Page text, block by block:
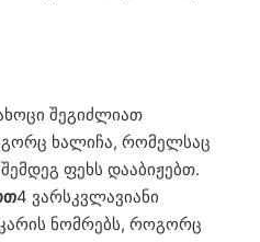
შეგიძლიათ
ხალიჩა, რომელსაც
ფეხს დააბიჟებთ.
4 ვარსკვლავიანი
ნომრებს, როგორც